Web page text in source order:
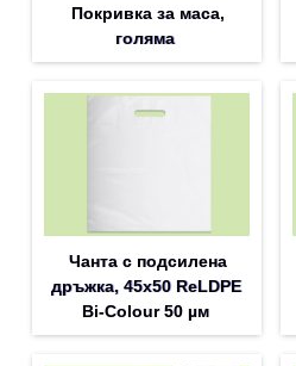
Покривка за маса,
голяма
Чанта с подсилена
дръжка, 45х50 ReLDPE
Bi-Colour 50 µм